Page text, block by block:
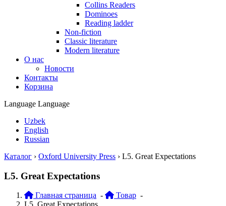
Collins Readers
Dominoes
Reading ladder
Non-fiction
Classic literature
Modern literature
О нас
Новости
Контакты
Корзина
Language Language
Uzbek
English
Russian
Каталог › Oxford University Press › L5. Great Expectations
L5. Great Expectations
Главная страница - Товар -